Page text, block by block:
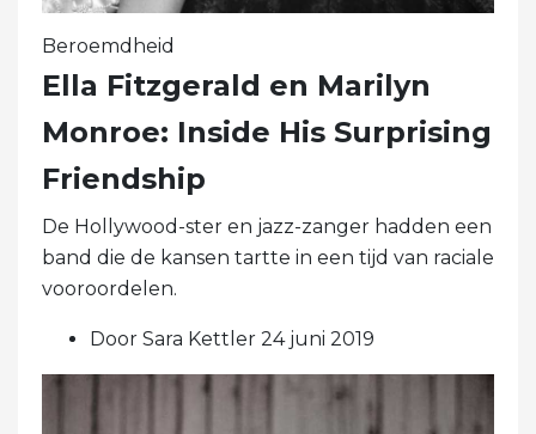
Beroemdheid
Ella Fitzgerald en Marilyn
Monroe: Inside His Surprising
Friendship
De Hollywood-ster en jazz-zanger hadden een
band die de kansen tartte in een tijd van raciale
vooroordelen.
Door Sara Kettler 24 juni 2019